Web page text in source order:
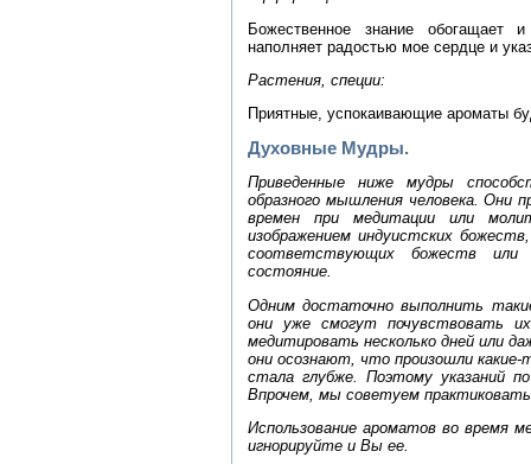
Божественное знание обогащает
наполняет радостью мое сердце и
Растения, специи:
Приятные, успокаивающие ароматы
Духовные Мудры.
Приведенные ниже мудры
образного мышления человека. Они
времен при медитации или
изображением индуистских
соответствующих божеств
состояние.
Одним достаточно выполнить
они уже смогут почувствовать
медитировать несколько дней или
они осознают, что произошли
стала глубже. Поэтому указаний
Впрочем, мы советуем
Использование ароматов во время
игнорируйте и Вы ее.